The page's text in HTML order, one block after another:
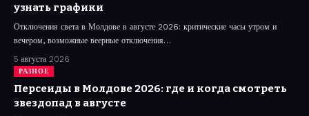
узнать графики
Отключения света в Молдове в августе 2026: критические часы утром и
вечером, возможные веерные отключения…
5 августа 2026
РАЗНОЕ
Персеиды в Молдове 2026: где и когда смотреть
звездопад в августе